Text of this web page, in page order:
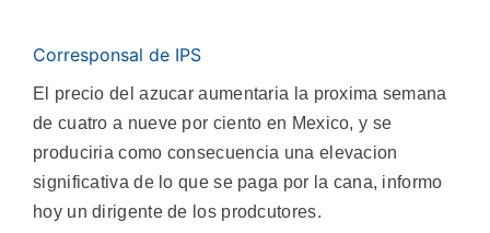
Corresponsal de IPS
El precio del azucar aumentaria la proxima semana
de cuatro a nueve por ciento en Mexico, y se
produciria como consecuencia una elevacion
significativa de lo que se paga por la cana, informo
hoy un dirigente de los prodcutores.